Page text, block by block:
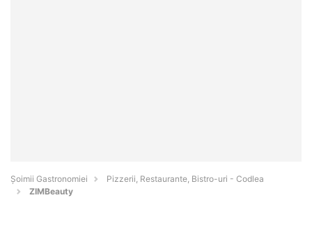
Șoimii Gastronomiei
Pizzerii, Restaurante, Bistro-uri - Codlea
ZIMBeauty